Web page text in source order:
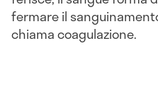
fermare il
chiama coagulazione.